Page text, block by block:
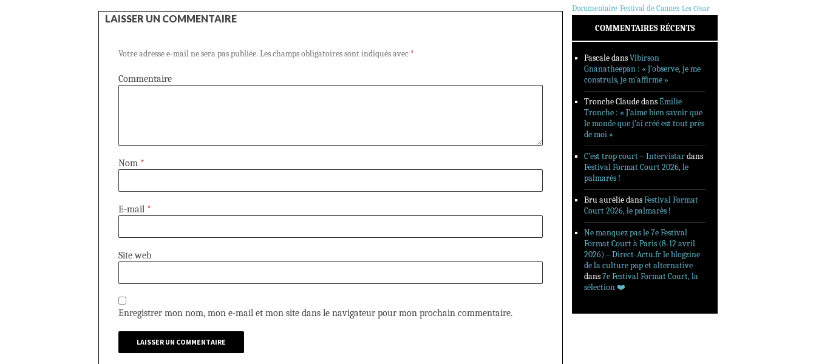
LAISSER UN COMMENTAIRE
Votre adresse e-mail ne sera pas publiée. Les champs obligatoires sont indiqués avec *
Commentaire
Nom *
E-mail *
Site web
Enregistrer mon nom, mon e-mail et mon site dans le navigateur pour mon prochain commentaire.
Documentaire Festival de Cannes Les César
COMMENTAIRES RÉCENTS
PascaledansVibirson
Gnanatheepan : « J’observe, je me
construis, je m’affirme »
Tronche ClaudedansÉmilie
Tronche : « J’aime bien savoir que
le monde que j’ai créé est tout près
de moi »
C’est trop court – Intervistardans
Festival Format Court 2026, le
palmarès !
Bru auréliedansFestival Format
Court 2026, le palmarès !
Ne manquez pas le 7e Festival
Format Court à Paris (8-12 avril
2026) – Direct-Actu.fr le blogzine
de la culture pop et alternative
dans7e Festival Format Court, la
sélection ❤️‍